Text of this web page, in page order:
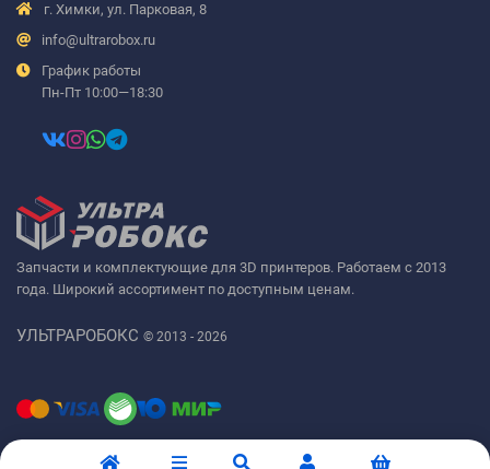
Запчасти и комплектующие для 3D принтеров. Работаем с 2013
года. Широкий ассортимент по доступным ценам.
УЛЬТРАРОБОКС © 2013 - 2026
г. Химки, ул. Парковая, 8
info@ultrarobox.ru
График работы
Пн-Пт 10:00—18:30